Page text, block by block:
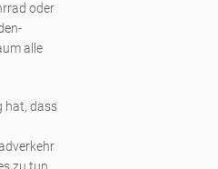
oder
alle
hat, dass